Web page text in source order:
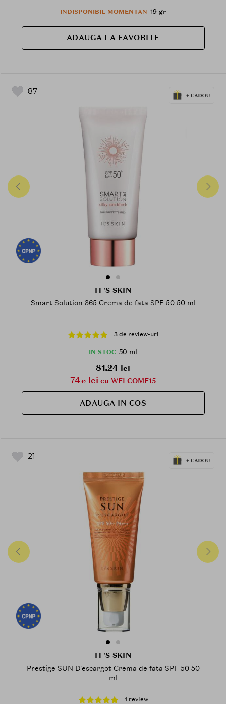
INDISPONIBIL MOMENTAN 19 gr
ADAUGA LA FAVORITE
87
IT'S SKIN
Smart Solution 365 Crema de fata SPF 50 50 ml
3 de review-uri
IN STOC 50 ml
81.24 lei
74.12 lei cu WELCOME15
ADAUGA IN COS
21
IT'S SKIN
Prestige SUN D'escargot Crema de fata SPF 50 50
ml
1 review